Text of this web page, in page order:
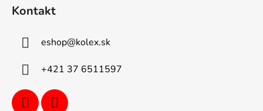
Kontakt
eshop@kolex.sk
+421 37 6511597